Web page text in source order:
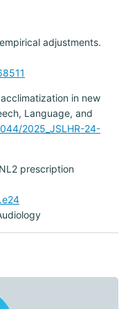
adjustments.
in new
Language, and
2025_JSLHR-24-
prescription